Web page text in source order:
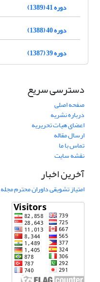
دوره 41 (1389)
دوره 40 (1388)
دوره 39 (1387)
دسترسی سریع
صفحه اصلی
درباره نشریه
اعضای هیات تحریریه
ارسال مقاله
تماس با ما
نقشه سایت
آخرین اخبار
امتیاز تشویقی داوران محترم مجله